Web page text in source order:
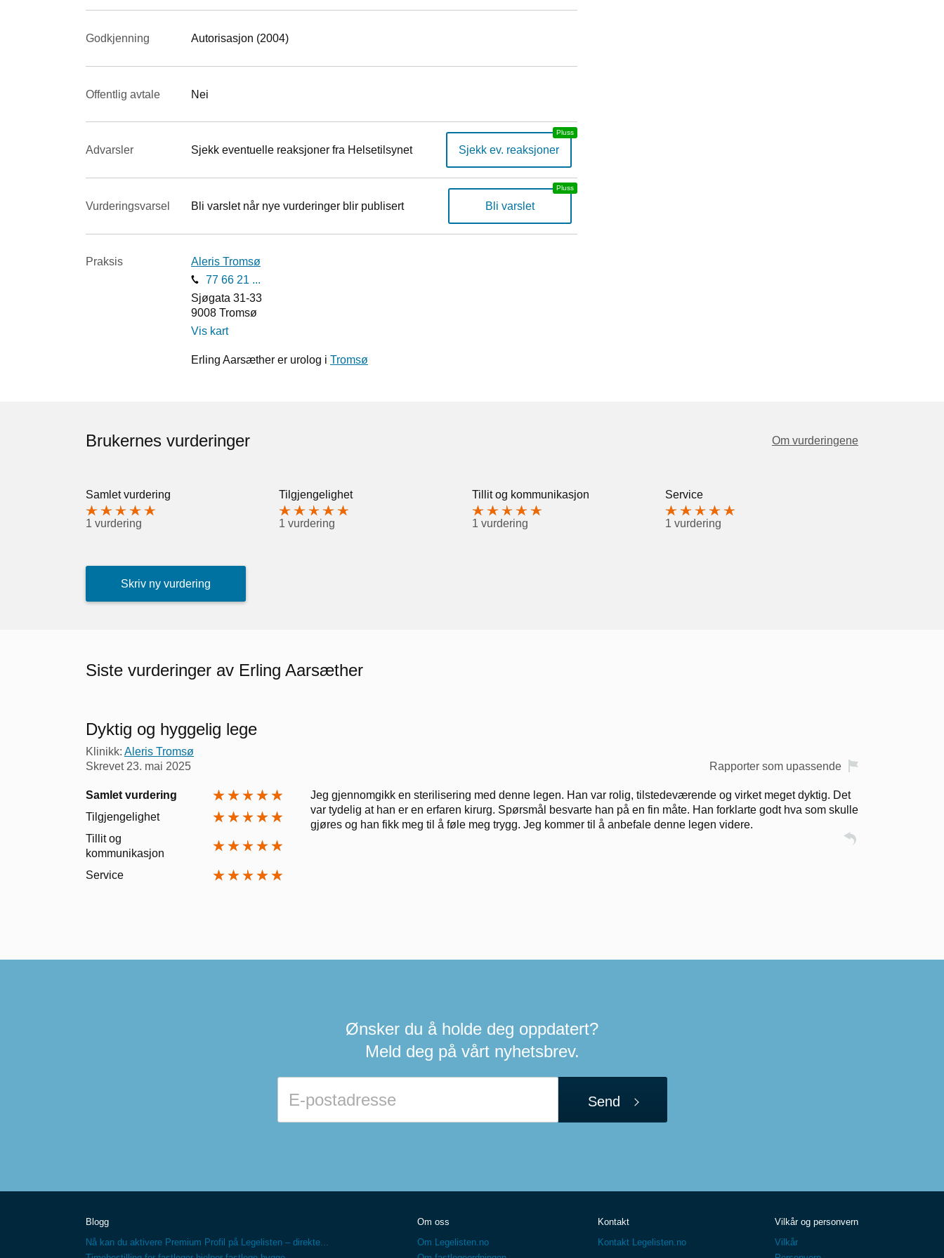
Godkjenning Autorisasjon (2004)
Offentlig avtale Nei
Advarsler Sjekk eventuelle reaksjoner fra Helsetilsynet Sjekk ev. reaksjoner
Vurderings­varsel Bli varslet når nye vurderinger blir publisert Bli varslet
Praksis
Aleris Tromsø
77 66 21 ...
Sjøgata 31-33
9008 Tromsø
Vis kart
Erling Aarsæther er urolog i Tromsø
Brukernes vurderinger Om vurderingene
Samlet vurdering
1 vurdering
Tilgjengelighet
1 vurdering
Tillit og kommunikasjon
1 vurdering
Service
1 vurdering
Skriv ny vurdering
Siste vurderinger av Erling Aarsæther
Dyktig og hyggelig lege
Klinikk: Aleris Tromsø
Skrevet 23. mai 2025 Rapporter som upassende
Samlet vurdering
Tilgjengelighet
Tillit og
kommunikasjon
Service
Jeg gjennomgikk en sterilisering med denne legen. Han var rolig, tilstedeværende og virket meget dyktig. Det
var tydelig at han er en erfaren kirurg. Spørsmål besvarte han på en fin måte. Han forklarte godt hva som skulle
gjøres og han fikk meg til å føle meg trygg. Jeg kommer til å anbefale denne legen videre.
Ønsker du å holde deg oppdatert?
Meld deg på vårt nyhetsbrev.
feltet
Send
Blogg
Nå kan du aktivere Premium Profil på Legelisten – direkte...
Om oss
Om Legelisten.no
Kontakt
Kontakt Legelisten.no
Vilkår og personvern
Vilkår